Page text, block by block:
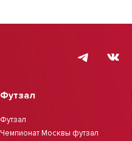
Футзал
Футзал
Чемпионат Москвы футзал